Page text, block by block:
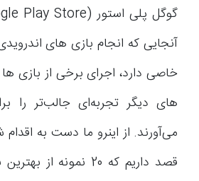
آنجایی که انجام بازی های
خاصی دارد، اجرای برخی از بازی
های دیگر تجربه‌ای جالب‌تر را
می‌آورند. از اینرو ما دست به
قصد داریم که 20 نمونه